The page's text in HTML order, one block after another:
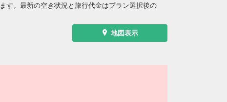
す。最新の空き状況と旅行代金はプラン選択後の
地図表示